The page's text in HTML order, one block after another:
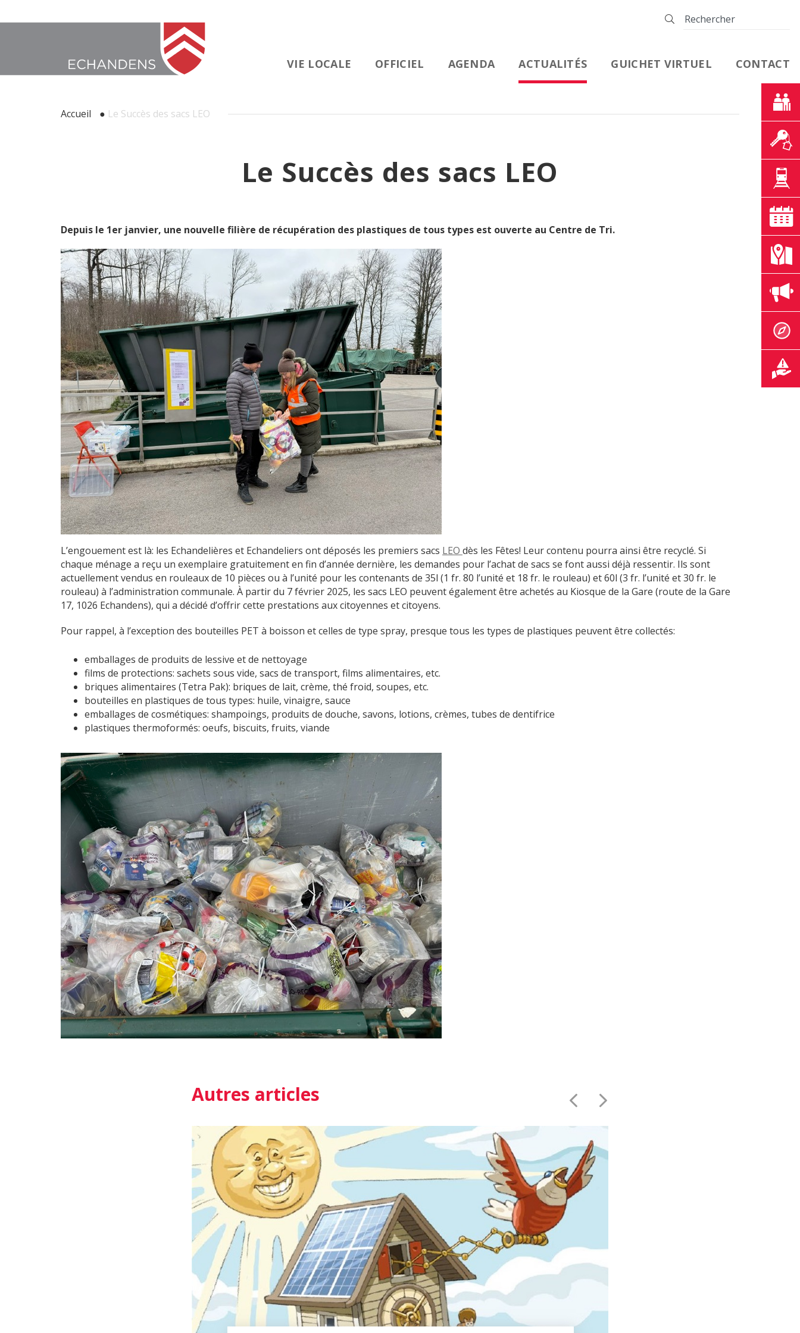
VIE LOCALE OFFICIEL AGENDA ACTUALITÉS GUICHET VIRTUEL CONTACT
Accueil ● Le Succès des sacs LEO
Le Succès des sacs LEO
Depuis le 1er janvier, une nouvelle filière de récupération des plastiques de tous types est ouverte au Centre de Tri.
L’engouement est là: les Echandelières et Echandeliers ont déposés les premiers sacs LEO dès les Fêtes! Leur contenu pourra ainsi être recyclé. Si
chaque ménage a reçu un exemplaire gratuitement en fin d’année dernière, les demandes pour l’achat de sacs se font aussi déjà ressentir. Ils sont
actuellement vendus en rouleaux de 10 pièces ou à l’unité pour les contenants de 35l (1 fr. 80 l’unité et 18 fr. le rouleau) et 60l (3 fr. l’unité et 30 fr. le
rouleau) à l’administration communale. À partir du 7 février 2025, les sacs LEO peuvent également être achetés au Kiosque de la Gare (route de la Gare
17, 1026 Echandens), qui a décidé d’offrir cette prestations aux citoyennes et citoyens.
Pour rappel, à l’exception des bouteilles PET à boisson et celles de type spray, presque tous les types de plastiques peuvent être collectés:
emballages de produits de lessive et de nettoyage
films de protections: sachets sous vide, sacs de transport, films alimentaires, etc.
briques alimentaires (Tetra Pak): briques de lait, crème, thé froid, soupes, etc.
bouteilles en plastiques de tous types: huile, vinaigre, sauce
emballages de cosmétiques: shampoings, produits de douche, savons, lotions, crèmes, tubes de dentifrice
plastiques thermoformés: oeufs, biscuits, fruits, viande
Autres articles